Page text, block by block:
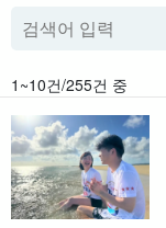
1~10건/255건 중